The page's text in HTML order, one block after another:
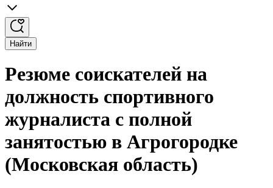
Найти
Резюме соискателей на
должность спортивного
журналиста с полной
занятостью в Агрогородке
(Московская область)